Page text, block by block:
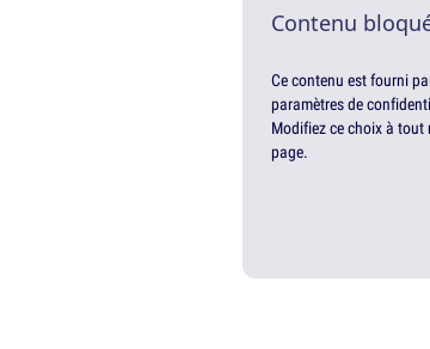
Contenu
Ce contenu est fourni
paramètres de
Modifiez ce choix à tout
page.